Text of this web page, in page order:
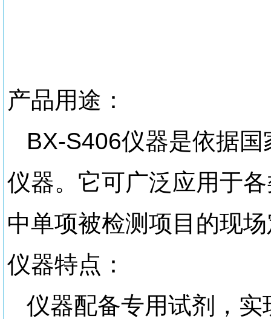
产品用途：
BX-S406仪器是依据
仪器。它可广泛应用于
中单项被检测项目的现
仪器特点：
仪器配备专用试剂，